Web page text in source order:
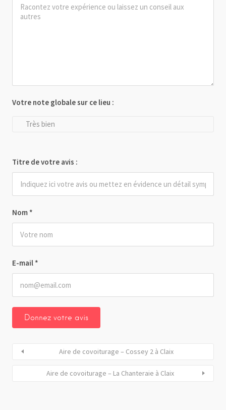
Nom *
E-mail *
Votre note globale sur ce lieu :
Très bien
Titre de votre avis :
Aire de covoiturage – Cossey 2 à Claix
Aire de covoiturage – La Chanteraie à Claix